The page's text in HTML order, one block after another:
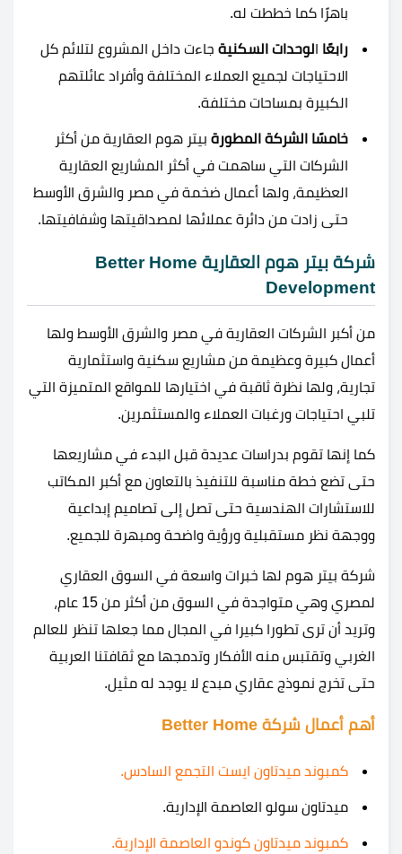
باهرًا كما خططت له.
رابعًا الوحدات السكنية جاءت داخل المشروع لتلائم كل
الاحتياجات لجميع العملاء المختلفة وأفراد عائلتهم
الكبيرة بمساحات مختلفة.
خامسًا الشركة المطورة بيتر هوم العقارية من أكثر
الشركات التي ساهمت في أكثر المشاريع العقارية
العظيمة، ولها أعمال ضخمة في مصر والشرق الأوسط
حتى زادت من دائرة عملائها لمصداقيتها وشفافيتها.
شركة بيتر هوم العقارية Better Home
Development
من أكبر الشركات العقارية في مصر والشرق الأوسط ولها
أعمال كبيرة وعظيمة من مشاريع سكنية واستثمارية
تجارية، ولها نظرة ثاقبة في اختيارها للمواقع المتميزة التي
تلبي احتياجات ورغبات العملاء والمستثمرين.
كما إنها تقوم بدراسات عديدة قبل البدء في مشاريعها
حتى تضع خطة مناسبة للتنفيذ بالتعاون مع أكبر المكاتب
للاستشارات الهندسية حتى تصل إلى تصاميم إبداعية
ووجهة نظر مستقبلية ورؤية واضحة ومبهرة للجميع.
شركة بيتر هوم لها خبرات واسعة في السوق العقاري
لمصري وهي متواجدة في السوق من أكثر من 15 عام،
وتريد أن ترى تطورا كبيرا في المجال مما جعلها تنظر للعالم
الغربي وتقتبس منه الأفكار وتدمجها مع ثقافتنا العربية
حتى تخرج نموذج عقاري مبدع لا يوجد له مثيل.
أهم أعمال شركة Better Home
كمبوند ميدتاون ايست التجمع السادس.
ميدتاون سولو العاصمة الإدارية.
كمبوند ميدتاون كوندو العاصمة الإدارية.